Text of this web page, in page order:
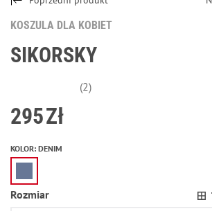
KOSZULA DLA KOBIET
SIKORSKY
(2)
295Zł
KOLOR: DENIM
Rozmiar